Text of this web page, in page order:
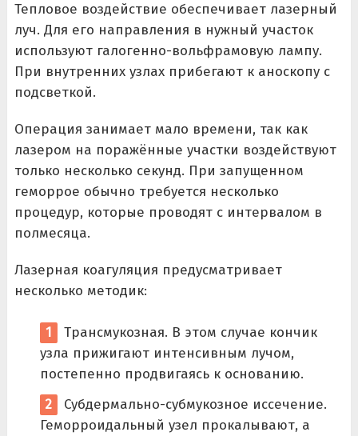
Тепловое воздействие обеспечивает лазерный
луч. Для его направления в нужный участок
используют галогенно-вольфрамовую лампу.
При внутренних узлах прибегают к аноскопу с
подсветкой.
Операция занимает мало времени, так как
лазером на поражённые участки воздействуют
только несколько секунд. При запущенном
геморрое обычно требуется несколько
процедур, которые проводят с интервалом в
полмесяца.
Лазерная коагуляция предусматривает
несколько методик:
Трансмукозная. В этом случае кончик
узла прижигают интенсивным лучом,
постепенно продвигаясь к основанию.
Субдермально-субмукозное иссечение.
Геморроидальный узел прокалывают, а